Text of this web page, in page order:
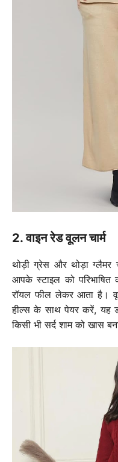
2. वाइन रेड वूलन चार्म
थोड़ी ग्रेस और थोड़ा ग्लैमर
आपके स्टाइल को
रॉयल फील लेकर आता है।
हील्स के साथ पेयर करें, यह
किसी भी सर्द शाम को खास